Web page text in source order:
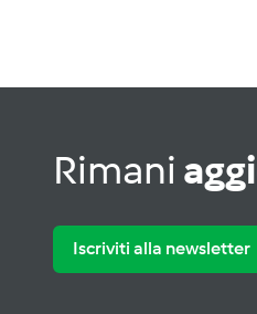
Rimani
Iscriviti alla newsletter